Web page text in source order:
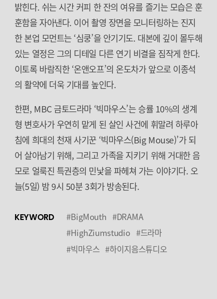
밝힌다. 쉬는 시간 커피 한 잔의 여유를 즐기는 모습은 훈
훈함을 자아낸다. 이어 촬영 장면을 모니터링하는 진지
한 본업 모먼트는 ‘심쿵’을 안기기도. 대본에 깊이 몰두해
있는 열정은 그의 디테일 다른 연기 비결을 짐작게 한다.
이토록 바람직한 ‘온앤오프’의 온도차가 앞으로 이종석
의 활약에 더욱 기대를 높인다.
한편, MBC 금토드라마 ‘빅마우스’는 승률 10%의 생계
형 변호사가 우연히 맡게 된 살인 사건에 휘말려 하루아
침에 희대의 천재 사기꾼 ‘빅마우스(Big Mouse)’가 되
어 살아남기 위해, 그리고 가족을 지키기 위해 거대한 음
모로 얼룩진 특권층의 민낯을 파헤쳐 가는 이야기다. 오
늘(5일) 밤 9시 50분 3회가 방송된다.
KEYWORD #BigMouth #DRAMA
#HighZiumstudio #드라마
#빅마우스 #하이지음스튜디오